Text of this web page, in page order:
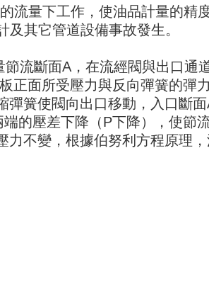
流量下工作，使油品計量的精
及其它管道設備事故發生。
節流斷面A ，在流經閥與出口通
正面所受壓力與反向彈簧的彈
彈簧使閥向出口移動，入口斷面
的壓差下降（P下降），使節
力不變，根據伯努利方程原理